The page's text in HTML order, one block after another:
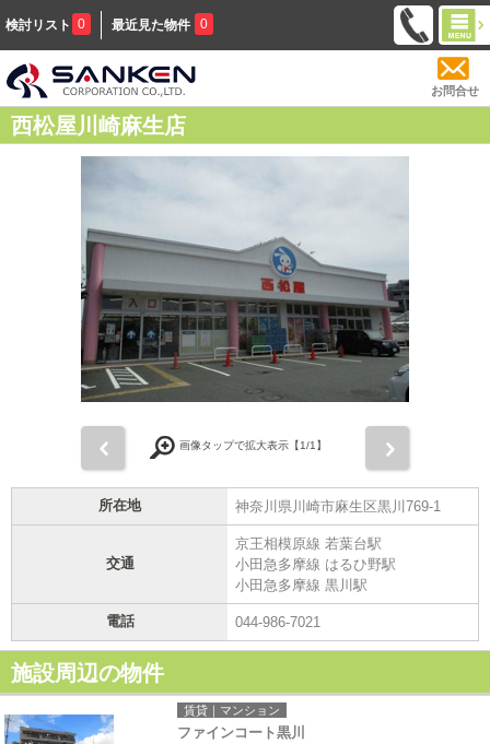
検討リスト 0 最近見た物件 0
お問合せ
西松屋川崎麻生店
画像タップで拡大表示【1/1】
所在地 神奈川県川崎市麻生区黒川769-1
交通
京王相模原線 若葉台駅
小田急多摩線 はるひ野駅
小田急多摩線 黒川駅
電話 044-986-7021
施設周辺の物件
賃貸｜マンション
ファインコート黒川